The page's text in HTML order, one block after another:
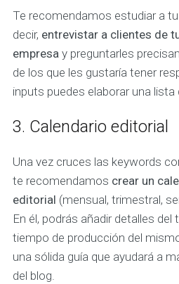
Te recomendamos estudiar a tu
decir, entrevistar a clientes de
empresay preguntarles
de los que les gustaría tener
inputs puedes elaborar una lista
3. Calendario editorial
Una vez cruces las keywords
te recomendamos crear un
editorial (mensual, trimestral,
En él, podrás añadir detalles del
tiempo de producción del
una sólida guía que ayudará a
del blog.